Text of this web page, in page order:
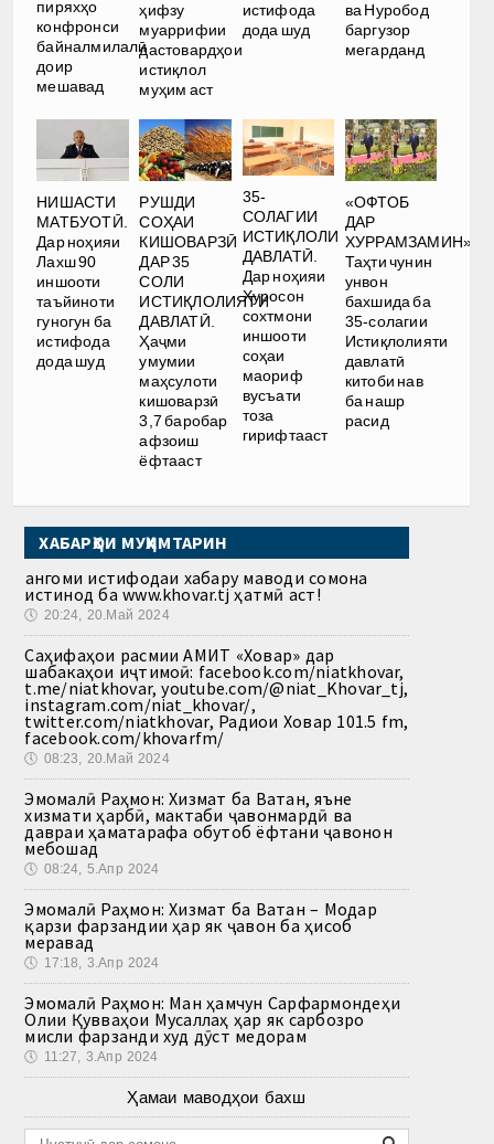
пиряхҳо
конфронси
байналмилалӣ
доир
мешавад
ҳифзу
муаррифии
дастовардҳои
истиқлол
муҳим аст
истифода
дода шуд
ва Нуробод
баргузор
мегарданд
НИШАСТИ
МАТБУОТӢ.
Дар ноҳияи
Лахш 90
иншооти
таъйиноти
гуногун ба
истифода
дода шуд
РУШДИ
СОҲАИ
КИШОВАРЗӢ
ДАР 35
СОЛИ
ИСТИҚЛОЛИЯТИ
ДАВЛАТӢ.
Ҳаҷми
умумии
маҳсулоти
кишоварзӣ
3,7 баробар
афзоиш
ёфтааст
35-
СОЛАГИИ
ИСТИҚЛОЛИ
ДАВЛАТӢ.
Дар ноҳияи
Хуросон
сохтмони
иншооти
соҳаи
маориф
вусъати
тоза
гирифтааст
«ОФТОБ
ДАР
ХУРРАМЗАМИН».
Таҳти чунин
унвон
бахшида ба
35-солагии
Истиқлолияти
давлатӣ
китоби нав
ба нашр
расид
ХАБАРҲОИ МУҲИМТАРИН
Ҳангоми истифодаи хабару маводи сомона
истинод ба www.khovar.tj ҳатмӣ аст!
🕔 20:24, 20.Май 2024
Саҳифаҳои расмии АМИТ «Ховар» дар
шабакаҳои иҷтимоӣ: facebook.com/niatkhovar,
t.me/niatkhovar, youtube.com/@niat_Khovar_tj,
instagram.com/niat_khovar/,
twitter.com/niatkhovar, Радиои Ховар 101.5 fm,
facebook.com/khovarfm/
🕔 08:23, 20.Май 2024
Эмомалӣ Раҳмон: Хизмат ба Ватан, яъне
хизмати ҳарбӣ, мактаби ҷавонмардӣ ва
давраи ҳаматарафа обутоб ёфтани ҷавонон
мебошад
🕔 08:24, 5.Апр 2024
Эмомалӣ Раҳмон: Хизмат ба Ватан – Модар
қарзи фарзандии ҳар як ҷавон ба ҳисоб
меравад
🕔 17:18, 3.Апр 2024
Эмомалӣ Раҳмон: Ман ҳамчун Сарфармондеҳи
Олии Қувваҳои Мусаллаҳ ҳар як сарбозро
мисли фарзанди худ дӯст медорам
🕔 11:27, 3.Апр 2024
Ҳамаи маводҳои бахш